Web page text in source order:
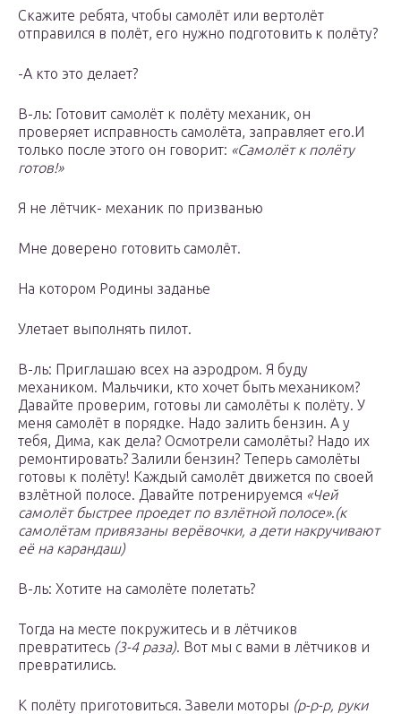
Скажите ребята, чтобы самолёт или вертолёт
отправился в полёт, его нужно подготовить к полёту?
-А кто это делает?
В-ль: Готовит самолёт к полёту механик, он
проверяет исправность самолёта, заправляет его.И
только после этого он говорит: «Самолёт к полёту
готов!»
Я не лётчик- механик по призванью
Мне доверено готовить самолёт.
На котором Родины заданье
Улетает выполнять пилот.
В-ль: Приглашаю всех на аэродром. Я буду
механиком. Мальчики, кто хочет быть механиком?
Давайте проверим, готовы ли самолёты к полёту. У
меня самолёт в порядке. Надо залить бензин. А у
тебя, Дима, как дела? Осмотрели самолёты? Надо их
ремонтировать? Залили бензин? Теперь самолёты
готовы к полёту! Каждый самолёт движется по своей
взлётной полосе. Давайте потренируемся «Чей
самолёт быстрее проедет по взлётной полосе».(к
самолётам привязаны верёвочки, а дети накручивают
её на карандаш)
В-ль: Хотите на самолёте полетать?
Тогда на месте покружитесь и в лётчиков
превратитесь (3-4 раза). Вот мы с вами в лётчиков и
превратились.
К полёту приготовиться. Завели моторы (р-р-р, руки